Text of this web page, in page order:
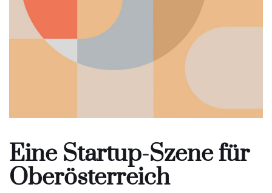
Eine Startup-Szene für
Oberösterreich